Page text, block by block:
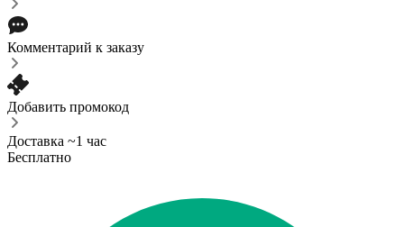
Комментарий к заказу
Добавить промокод
Доставка ~1 час
Бесплатно